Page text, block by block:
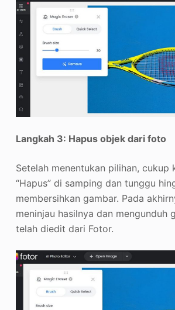
Langkah 3: Hapus objek dari foto
Setelah menentukan pilihan, cukup
“Hapus” di samping dan tunggu
membersihkan gambar. Pada
meninjau hasilnya dan mengunduh
telah diedit dari Fotor.